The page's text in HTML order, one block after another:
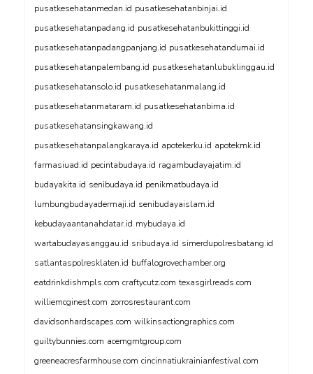
pusatkesehatanmedan.id pusatkesehatanbinjai.id
pusatkesehatanpadang.id pusatkesehatanbukittinggi.id
pusatkesehatanpadangpanjang.id pusatkesehatandumai.id
pusatkesehatanpalembang.id pusatkesehatanlubuklinggau.id
pusatkesehatansolo.id pusatkesehatanmalang.id
pusatkesehatanmataram.id pusatkesehatanbima.id
pusatkesehatansingkawang.id
pusatkesehatanpalangkaraya.id apotekerku.id apotekmk.id
farmasiuad.id pecintabudaya.id ragambudayajatim.id
budayakita.id senibudaya.id penikmatbudaya.id
lumbungbudayadermaji.id senibudayaislam.id
kebudayaantanahdatar.id mybudaya.id
wartabudayasanggau.id sribudaya.id simerdupolresbatang.id
satlantaspolresklaten.id buffalogrovechamber.org
eatdrinkdishmpls.com craftycutz.com texasgirlreads.com
williemcginest.com zorrosrestaurant.com
davidsonhardscapes.com wilkinsactiongraphics.com
guiltybunnies.com acemgmtgroup.com
greeneacresfarmhouse.com cincinnatiukrainianfestival.com